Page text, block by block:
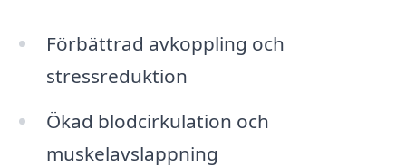
Förbättrad avkoppling och
stressreduktion
Ökad blodcirkulation och
muskelavslappning